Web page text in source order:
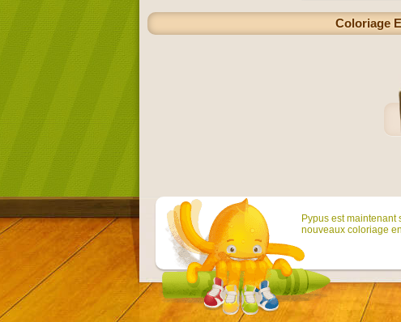
Coloriage
Pypus est
nouveaux coloriage